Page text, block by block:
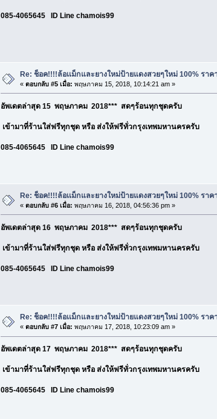
085-4065645 ID Line chamois99
Re: ช็อค!!!!ล้อเเม็กและยางใหม่ป้ายแดงสวยๆใหม่ 100% ราค
«ตอบกลับ #5 เมื่อ: พฤษภาคม 15, 2018, 10:14:21 am »
อัพเดตล่าสุด 15 พฤษภาคม 2018*** สดๆร้อนทุกชุดครับ
เข้ามาที่ร้านใส่ฟรีทุกชุด หรือ ส่งให้ฟรีทั่วกรุงเทพมหานครครับ
085-4065645 ID Line chamois99
Re: ช็อค!!!!ล้อเเม็กและยางใหม่ป้ายแดงสวยๆใหม่ 100% ราค
«ตอบกลับ #6 เมื่อ: พฤษภาคม 16, 2018, 04:56:36 pm »
อัพเดตล่าสุด 16 พฤษภาคม 2018*** สดๆร้อนทุกชุดครับ
เข้ามาที่ร้านใส่ฟรีทุกชุด หรือ ส่งให้ฟรีทั่วกรุงเทพมหานครครับ
085-4065645 ID Line chamois99
Re: ช็อค!!!!ล้อเเม็กและยางใหม่ป้ายแดงสวยๆใหม่ 100% ราค
«ตอบกลับ #7 เมื่อ: พฤษภาคม 17, 2018, 10:23:09 am »
อัพเดตล่าสุด 17 พฤษภาคม 2018*** สดๆร้อนทุกชุดครับ
เข้ามาที่ร้านใส่ฟรีทุกชุด หรือ ส่งให้ฟรีทั่วกรุงเทพมหานครครับ
085-4065645 ID Line chamois99